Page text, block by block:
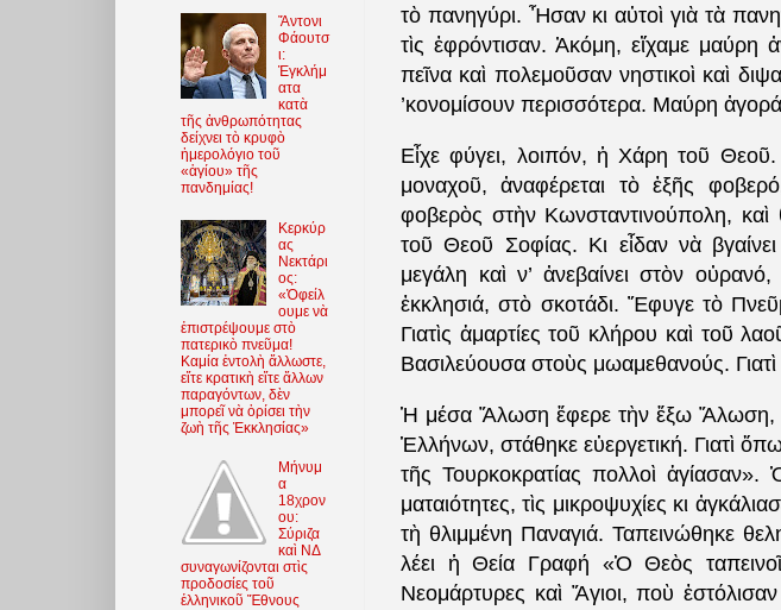
τὸ πανηγύρι. Ἦσαν κι αὐτοὶ γιὰ τὰ
τὶς ἐφρόντισαν. Ἀκόμη, εἴχαμε μαύρη
πεῖνα καὶ πολεμοῦσαν νηστικοὶ καὶ
’κονομίσουν περισσότερα. Μαύρη
Εἶχε φύγει, λοιπόν, ἡ Χάρη τοῦ
μοναχοῦ, ἀναφέρεται τὸ ἐξῆς
φοβερὸς στὴν Κωνσταντινούπολη,
τοῦ Θεοῦ Σοφίας. Κι εἶδαν νὰ
μεγάλη καὶ ν’ ἀνεβαίνει στὸν
ἐκκλησιά, στὸ σκοτάδι. Ἔφυγε τὸ
Γιατὶς ἁμαρτίες τοῦ κλήρου καὶ τοῦ
Βασιλεύουσα στοὺς μωαμεθανούς.
Ἡ μέσα Ἅλωση ἔφερε τὴν ἔξω Ἅλωση,
Ἑλλήνων, στάθηκε εὐεργετική. Γιατὶ
τῆς Τουρκοκρατίας πολλοὶ
ματαιότητες, τὶς μικροψυχίες κι
τὴ θλιμμένη Παναγιά. Ταπεινώθηκε
λέει ἡ Θεία Γραφή «Ὁ Θεὸς
Νεομάρτυρες καὶ Ἅγιοι, ποὺ
Ἄντονι
Φάουτσ
ι:
Ἐγκλήμ
ατα
κατὰ
τῆς ἀνθρωπότητας
δείχνει τὸ κρυφὸ
ἡμερολόγιο τοῦ
«ἁγίου» τῆς
πανδημίας!
Κερκύρ
ας
Νεκτάρι
ος:
«Ὀφείλ
ουμε νὰ
ἐπιστρέψουμε στὸ
πατερικὸ πνεῦμα!
Καμία ἐντολὴ ἄλλωστε,
εἴτε κρατικὴ εἴτε ἄλλων
παραγόντων, δὲν
μπορεῖ νὰ ὁρίσει τὴν
ζωὴ τῆς Ἐκκλησίας»
Μήνυμ
α
18χρον
ου:
Σύριζα
καὶ ΝΔ
συναγωνίζονται στὶς
προδοσίες τοῦ
ἑλληνικοῦ Ἔθνους